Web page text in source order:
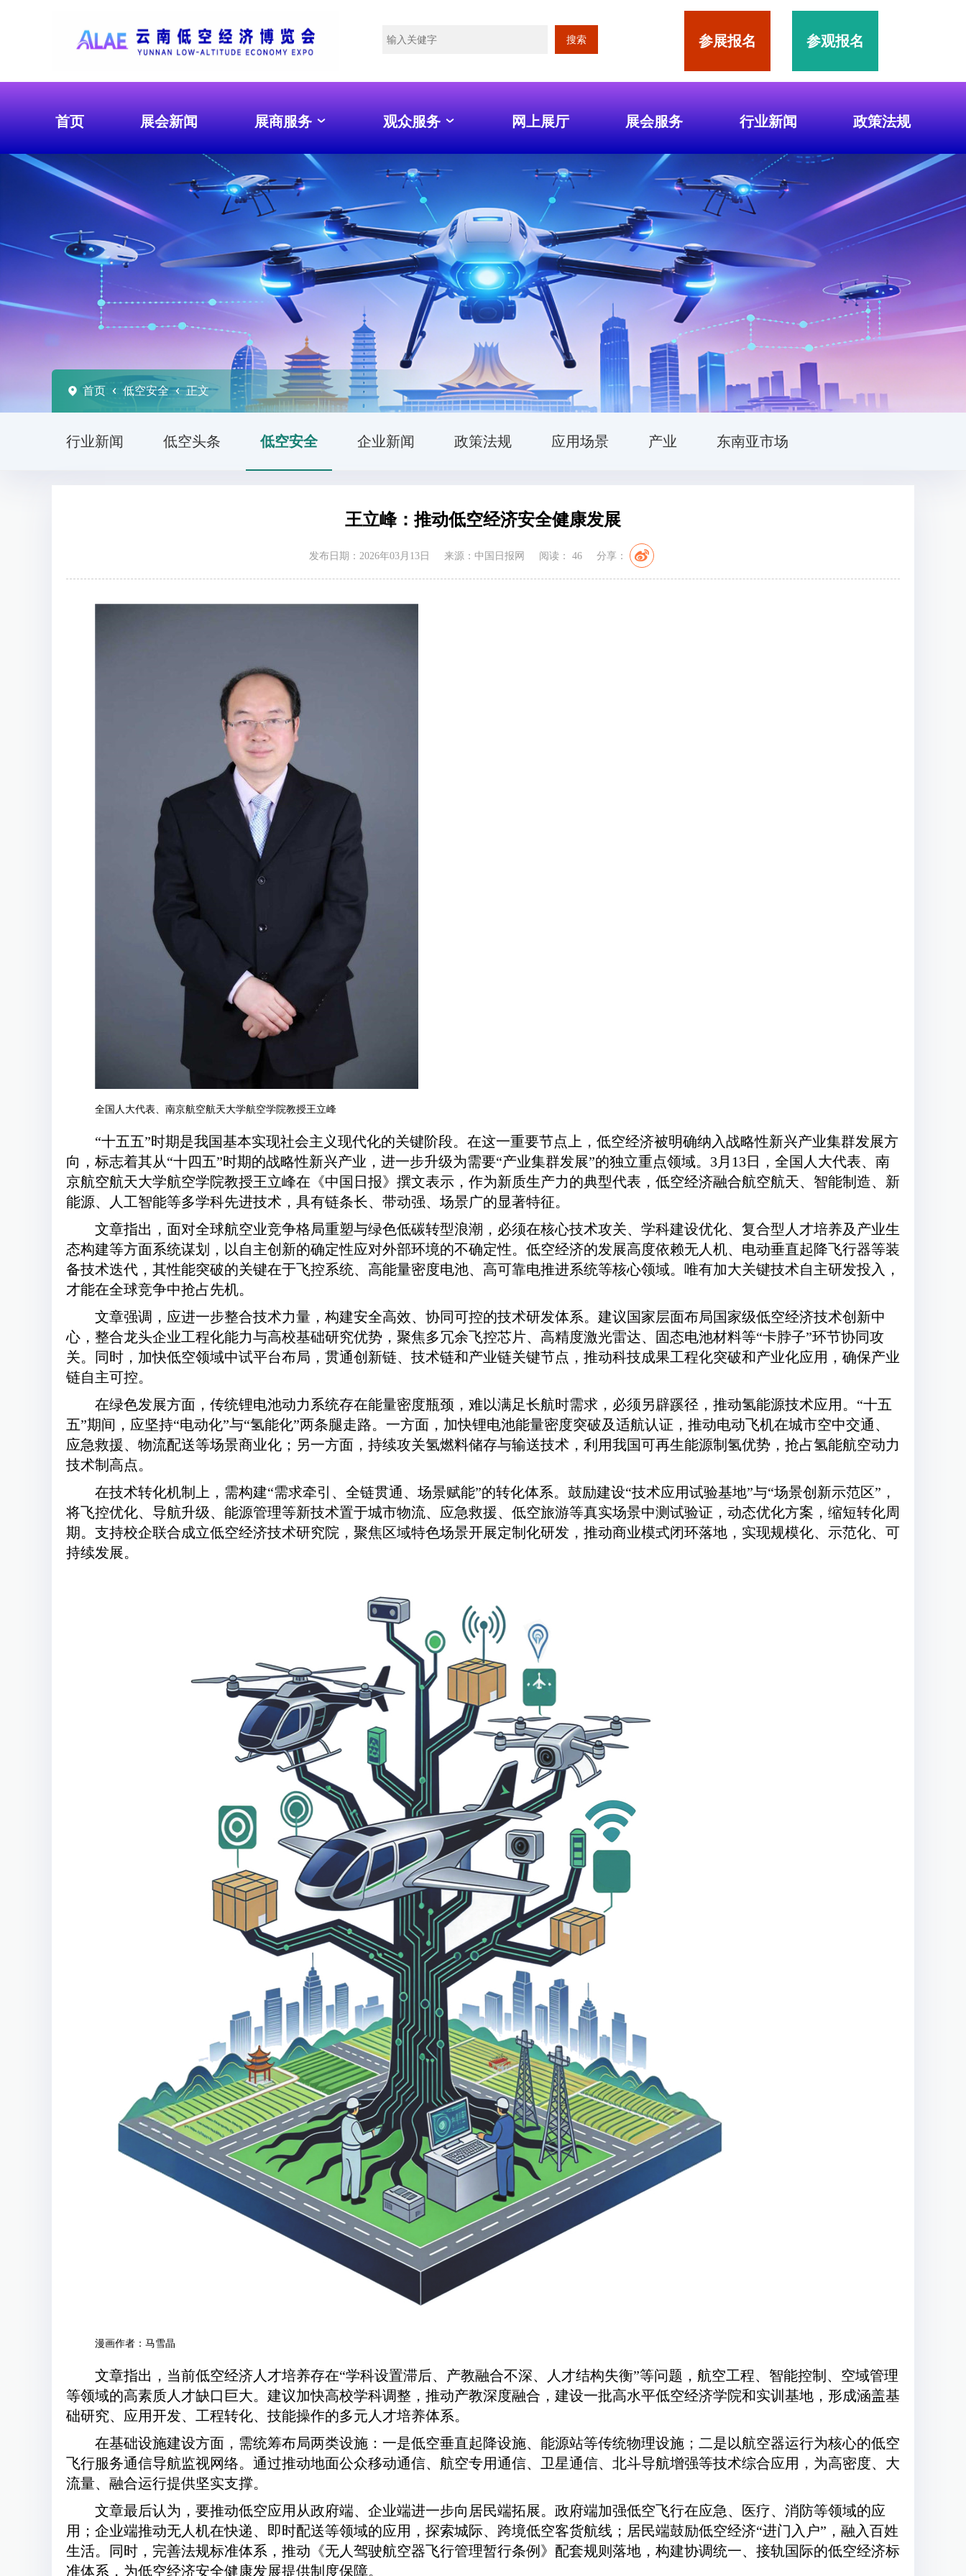
搜索 参展报名 参观报名
首页 展会新闻 展商服务 观众服务 网上展厅 展会服务 行业新闻 政策法规
行业新闻 低空头条 低空安全 企业新闻 政策法规 应用场景 产业 东南亚市场
首页 低空安全 正文
王立峰：推动低空经济安全健康发展
发布日期：2026年03月13日 来源：中国日报网 阅读： 46 分享：
全国人大代表、南京航空航天大学航空学院教授王立峰
“十五五”时期是我国基本实现社会主义现代化的关键阶段。在这一重要节点上，低空经济被明确纳入战略性新兴产业集群发展方
向，标志着其从“十四五”时期的战略性新兴产业，进一步升级为需要“产业集群发展”的独立重点领域。3月13日，全国人大代表、南
京航空航天大学航空学院教授王立峰在《中国日报》撰文表示，作为新质生产力的典型代表，低空经济融合航空航天、智能制造、新
能源、人工智能等多学科先进技术，具有链条长、带动强、场景广的显著特征。
文章指出，面对全球航空业竞争格局重塑与绿色低碳转型浪潮，必须在核心技术攻关、学科建设优化、复合型人才培养及产业生
态构建等方面系统谋划，以自主创新的确定性应对外部环境的不确定性。低空经济的发展高度依赖无人机、电动垂直起降飞行器等装
备技术迭代，其性能突破的关键在于飞控系统、高能量密度电池、高可靠电推进系统等核心领域。唯有加大关键技术自主研发投入，
才能在全球竞争中抢占先机。
文章强调，应进一步整合技术力量，构建安全高效、协同可控的技术研发体系。建议国家层面布局国家级低空经济技术创新中
心，整合龙头企业工程化能力与高校基础研究优势，聚焦多冗余飞控芯片、高精度激光雷达、固态电池材料等“卡脖子”环节协同攻
关。同时，加快低空领域中试平台布局，贯通创新链、技术链和产业链关键节点，推动科技成果工程化突破和产业化应用，确保产业
链自主可控。
在绿色发展方面，传统锂电池动力系统存在能量密度瓶颈，难以满足长航时需求，必须另辟蹊径，推动氢能源技术应用。“十五
五”期间，应坚持“电动化”与“氢能化”两条腿走路。一方面，加快锂电池能量密度突破及适航认证，推动电动飞机在城市空中交通、
应急救援、物流配送等场景商业化；另一方面，持续攻关氢燃料储存与输送技术，利用我国可再生能源制氢优势，抢占氢能航空动力
技术制高点。
在技术转化机制上，需构建“需求牵引、全链贯通、场景赋能”的转化体系。鼓励建设“技术应用试验基地”与“场景创新示范区”，
将飞控优化、导航升级、能源管理等新技术置于城市物流、应急救援、低空旅游等真实场景中测试验证，动态优化方案，缩短转化周
期。支持校企联合成立低空经济技术研究院，聚焦区域特色场景开展定制化研发，推动商业模式闭环落地，实现规模化、示范化、可
持续发展。
漫画作者：马雪晶
文章指出，当前低空经济人才培养存在“学科设置滞后、产教融合不深、人才结构失衡”等问题，航空工程、智能控制、空域管理
等领域的高素质人才缺口巨大。建议加快高校学科调整，推动产教深度融合，建设一批高水平低空经济学院和实训基地，形成涵盖基
础研究、应用开发、工程转化、技能操作的多元人才培养体系。
在基础设施建设方面，需统筹布局两类设施：一是低空垂直起降设施、能源站等传统物理设施；二是以航空器运行为核心的低空
飞行服务通信导航监视网络。通过推动地面公众移动通信、航空专用通信、卫星通信、北斗导航增强等技术综合应用，为高密度、大
流量、融合运行提供坚实支撑。
文章最后认为，要推动低空应用从政府端、企业端进一步向居民端拓展。政府端加强低空飞行在应急、医疗、消防等领域的应
用；企业端推动无人机在快递、即时配送等领域的应用，探索城际、跨境低空客货航线；居民端鼓励低空经济“进门入户”，融入百姓
生活。同时，完善法规标准体系，推动《无人驾驶航空器飞行管理暂行条例》配套规则落地，构建协调统一、接轨国际的低空经济标
准体系，为低空经济安全健康发展提供制度保障。